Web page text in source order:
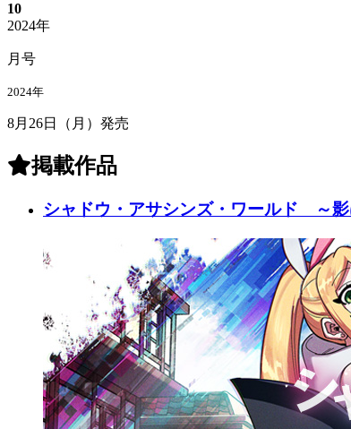
10
2024年
月号
2024年
8月26日 （ 月 ） 発売
掲載作品
シャドウ・アサシンズ・ワールド ～